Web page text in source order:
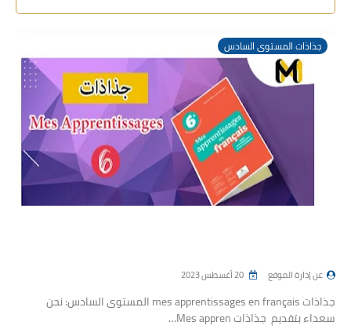
جذاذات المستوى السادس
عن إدارة الموقع
جذاذات mes apprentissages en français المستوى السادس: نحن
سعداء بتقديم جذاذات Mes appren…